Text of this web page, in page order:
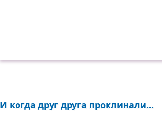
И когда друг друга проклинали...